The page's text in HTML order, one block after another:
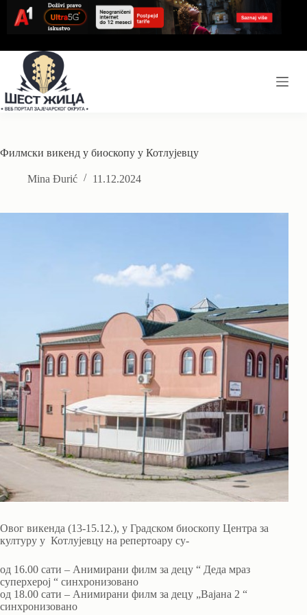
content
Филмски викенд у биоскопу у Котлујевцу
Mina Đurić 11.12.2024
Овог викенда (13-15.12.), у Градском биоскопу Центра за
културу у Котлујевцу на репертоару су-
од 16.00 сати – Анимирани филм за децу “ Деда мраз
суперхерој “ синхронизовано
од 18.00 сати – Анимирани филм за децу „Вајана 2 “
синхронизовано